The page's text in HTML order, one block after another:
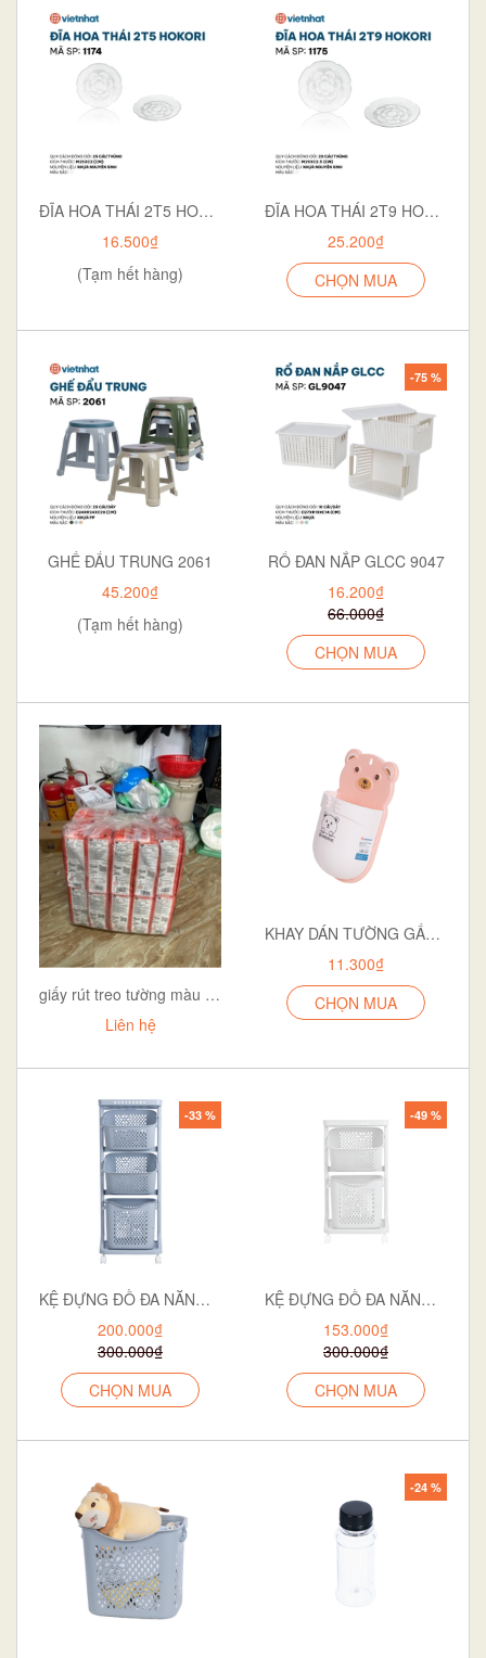
ĐĨA HOA THÁI 2T5 HOKORI 1174
16.500₫
(Tạm hết hàng)
ĐĨA HOA THÁI 2T9 HOKORI 1175
25.200₫
CHỌN MUA
GHẾ ĐẨU TRUNG 2061
45.200₫
(Tạm hết hàng)
RỔ ĐAN NẮP GLCC 9047
16.200₫
66.000₫
-75 %
CHỌN MUA
giấy rút treo tường màu cam
Liên hệ
KHAY DÁN TƯỜNG GẤU 5703
11.300₫
CHỌN MUA
KỆ ĐỰNG ĐỒ ĐA NĂNG BÉ 5560-3
200.000₫
300.000₫
-33 %
CHỌN MUA
KỆ ĐỰNG ĐỒ ĐA NĂNG BÉ 2T 5560-2
153.000₫
300.000₫
-49 %
CHỌN MUA
-24 %